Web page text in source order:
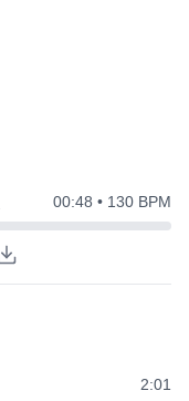
00:48 • 130 BPM
2:01